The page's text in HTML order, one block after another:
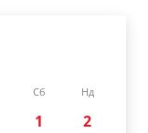
Сб Нд
1
2